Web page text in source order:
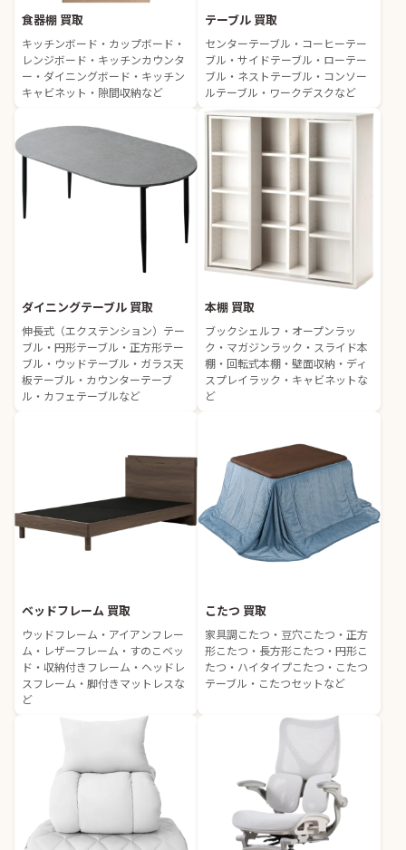
食器棚 買取
キッチンボード・カップボード・
レンジボード・キッチンカウンタ
ー・ダイニングボード・キッチン
キャビネット・隙間収納など
テーブル 買取
センターテーブル・コーヒーテー
ブル・サイドテーブル・ローテー
ブル・ネストテーブル・コンソー
ルテーブル・ワークデスクなど
ダイニングテーブル 買取
伸長式（エクステンション）テー
ブル・円形テーブル・正方形テー
ブル・ウッドテーブル・ガラス天
板テーブル・カウンターテーブ
ル・カフェテーブルなど
本棚 買取
ブックシェルフ・オープンラッ
ク・マガジンラック・スライド本
棚・回転式本棚・壁面収納・ディ
スプレイラック・キャビネットな
ど
ベッドフレーム 買取
ウッドフレーム・アイアンフレー
ム・レザーフレーム・すのこベッ
ド・収納付きフレーム・ヘッドレ
スフレーム・脚付きマットレスな
ど
こたつ 買取
家具調こたつ・豆穴こたつ・正方
形こたつ・長方形こたつ・円形こ
たつ・ハイタイプこたつ・こたつ
テーブル・こたつセットなど